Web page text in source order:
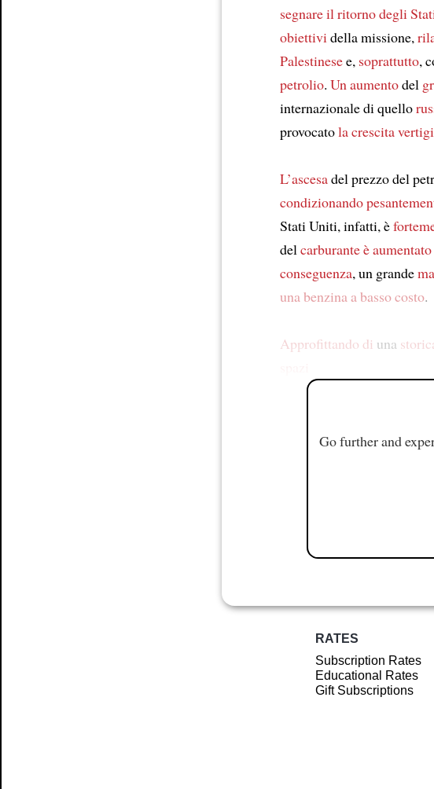
segnare il ritornodegli
obiettivi della missione,
Palestinesee, soprattutto,
petrolio. Un aumentodel
internazionale di quello
provocatola crescita
L’ascesadel prezzo del
condizionando
Stati Uniti, infatti, è
del carburanteè aumentato
conseguenza, un grande
una benzina a basso costo.
Approfittando di una
Go further and
RATES
Subscription Rates
Educational Rates
Gift Subscriptions